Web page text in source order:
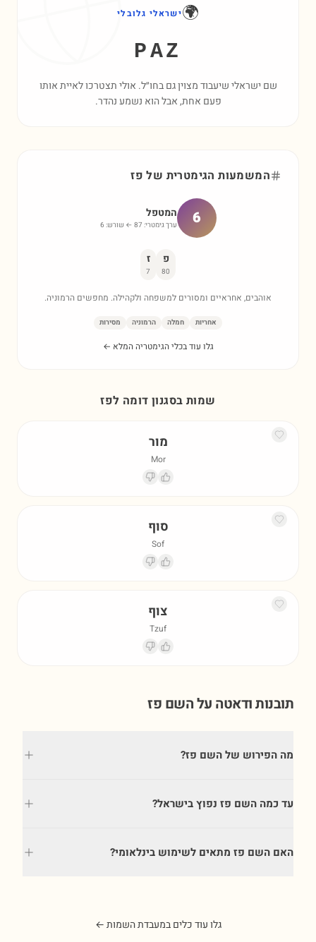
🌍ישראלי גלובלי
PAZ
שם ישראלי שיעבוד מצוין גם בחו״ל. אולי תצטרכו לאיית אותו
פעם אחת, אבל הוא נשמע נהדר.
המשמעות הגימטרית של פז
6 המטפל
ערך גימטרי: 87 ← שורש: 6
פ
80
ז
7
אוהבים, אחראיים ומסורים למשפחה ולקהילה. מחפשים הרמוניה.
אחריות חמלה הרמוניה מסירות
גלו עוד בכלי הגימטריה המלא ←
שמות בסגנון דומה לפז
מור
Mor
סוף
Sof
צוף
Tzuf
תובנות ודאטה על השם פז
מה הפירוש של השם פז?
עד כמה השם פז נפוץ בישראל?
האם השם פז מתאים לשימוש בינלאומי?
גלו עוד כלים במעבדת השמות ←